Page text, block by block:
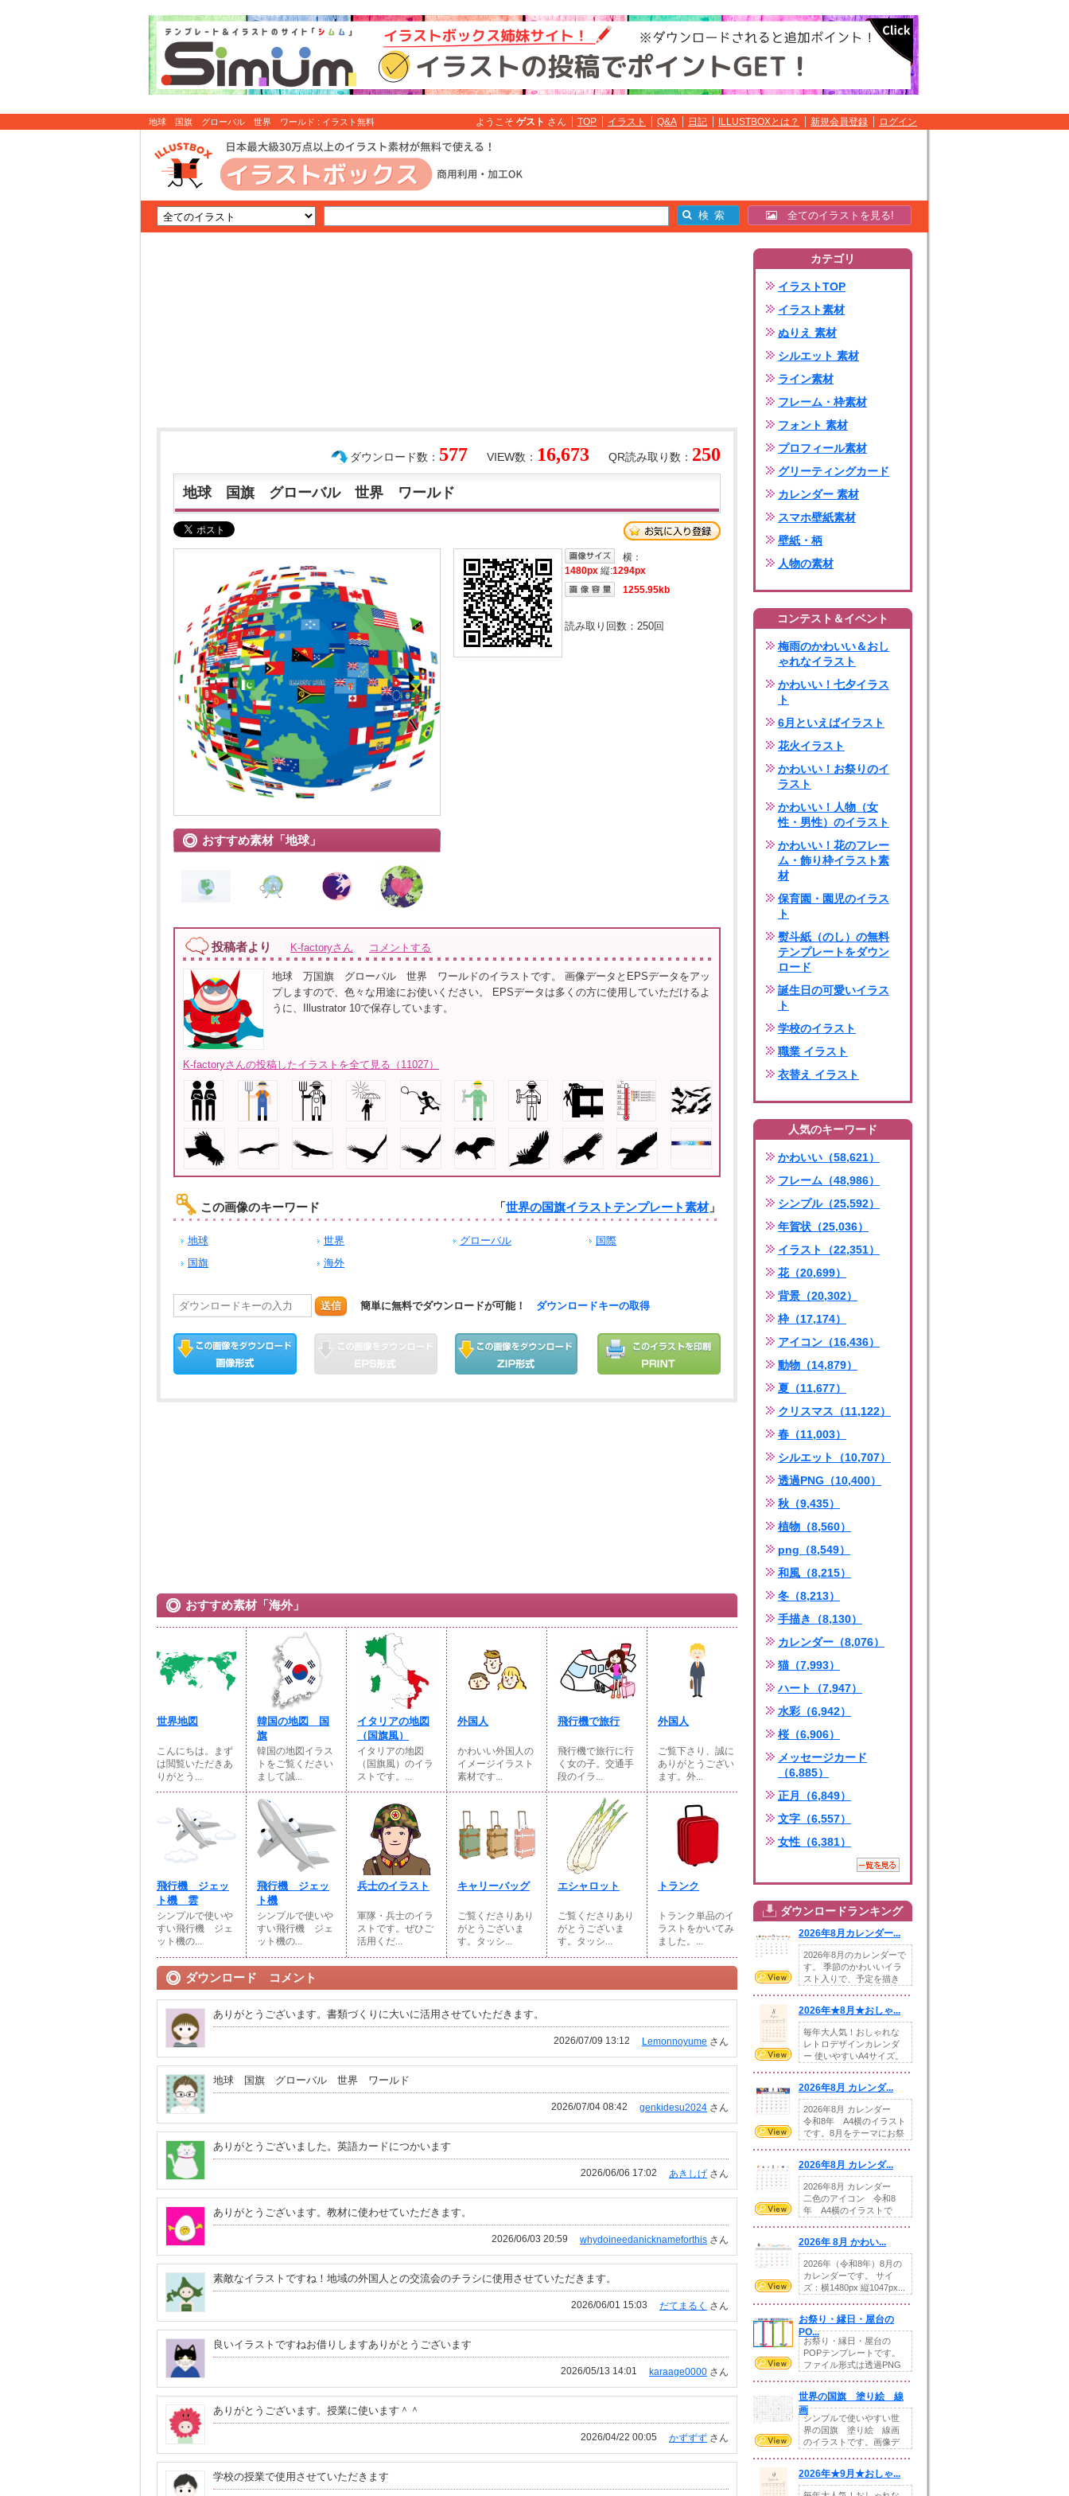
地球 国旗 グローバル 世界 ワールド : イラスト無料 ようこそ ゲスト さん TOP イラスト Q&A 日記 ILLUSTBOXとは？ 新規会員登録 ログイン
全てのイラストを見る!
QR読み取り数： 250
VIEW数： 16,673
ダウンロード数： 577
地球 国旗 グローバル 世界 ワールド
おすすめ素材「地球」
横：
1480px 縦:1294px
1255.95kb
読み取り回数： 250回
投稿者より K-factoryさん コメントする
地球 万国旗 グローバル 世界 ワールドのイラストです。 画像データとEPSデータをアッ
プしますので、色々な用途にお使いください。 EPSデータは多くの方に使用していただけるよ
うに、Illustrator 10で保存しています。
K-factoryさんの投稿したイラストを全て見る（11027）
この画像のキーワード 「世界の国旗イラストテンプレート素材」
地球 世界 グローバル
国際
国旗
海外
送信 簡単に無料でダウンロードが可能！ ダウンロードキーの取得
おすすめ素材「海外」
世界地図
こんにちは。まず
は閲覧いただきあ
りがとう...
韓国の地図 国
旗
韓国の地図イラス
トをご覧ください
まして誠...
イタリアの地図
（国旗風）
イタリアの地図
（国旗風）のイラ
ストです。...
外国人
かわいい外国人の
イメージイラスト
素材です...
飛行機で旅行
飛行機で旅行に行
く女の子。交通手
段のイラ...
外国人
ご覧下さり、誠に
ありがとうござい
ます。外...
飛行機 ジェッ
ト機 雲
シンプルで使いや
すい飛行機 ジェ
ット機の...
飛行機 ジェッ
ト機
シンプルで使いや
すい飛行機 ジェ
ット機の...
兵士のイラスト
軍隊・兵士のイラ
ストです。ぜひご
活用くだ...
キャリーバッグ
ご覧くださりあり
がとうございま
す。タッシ...
エシャロット
ご覧くださりあり
がとうございま
す。タッシ...
トランク
トランク単品のイ
ラストをかいてみ
ました。...
ダウンロード コメント
ありがとうございます。書類づくりに大いに活用させていただきます。
Lemonnoyume さん
2026/07/09 13:12
地球 国旗 グローバル 世界 ワールド
genkidesu2024 さん
2026/07/04 08:42
ありがとうございました。英語カードにつかいます
あきしげ さん
2026/06/06 17:02
ありがとうございます。教材に使わせていただきます。
whydoineedanicknameforthis さん
2026/06/03 20:59
素敵なイラストですね！地域の外国人との交流会のチラシに使用させていただきます。
だてまるく さん
2026/06/01 15:03
良いイラストですねお借りしますありがとうございます
karaage0000 さん
2026/05/13 14:01
ありがとうございます。授業に使います＾＾
かずずず さん
2026/04/22 00:05
学校の授業で使用させていただきます
カテゴリ
イラストTOP
イラスト素材
ぬりえ 素材
シルエット 素材
ライン素材
フレーム・枠素材
フォント 素材
プロフィール素材
グリーティングカード
カレンダー 素材
スマホ壁紙素材
壁紙・柄
人物の素材
コンテスト＆イベント
梅雨のかわいい＆おし
ゃれなイラスト
かわいい！七夕イラス
ト
6月といえばイラスト
花火イラスト
かわいい！お祭りのイ
ラスト
かわいい！人物（女
性・男性）のイラスト
かわいい！花のフレー
ム・飾り枠イラスト素
材
保育園・園児のイラス
ト
熨斗紙（のし）の無料
テンプレートをダウン
ロード
誕生日の可愛いイラス
ト
学校のイラスト
職業 イラスト
衣替え イラスト
人気のキーワード
かわいい（58,621）
フレーム（48,986）
シンプル（25,592）
年賀状（25,036）
イラスト（22,351）
花（20,699）
背景（20,302）
枠（17,174）
アイコン（16,436）
動物（14,879）
夏（11,677）
クリスマス（11,122）
春（11,003）
シルエット（10,707）
透過PNG（10,400）
秋（9,435）
植物（8,560）
png（8,549）
和風（8,215）
冬（8,213）
手描き（8,130）
カレンダー（8,076）
猫（7,993）
ハート（7,947）
水彩（6,942）
桜（6,906）
メッセージカード
（6,885）
正月（6,849）
文字（6,557）
女性（6,381）
ダウンロードランキング
2026年8月カレンダー...
2026年8月のカレンダーで
す。 季節のかわいいイラ
スト入りで、予定を描き
2026年★8月★おしゃ...
毎年大人気！おしゃれな
レトロデザインカレンダ
ー 使いやすいA4サイズ。
2026年8月 カレンダ...
2026年8月 カレンダー
令和8年 A4横のイラスト
です。8月をテーマにお祭
2026年8月 カレンダ...
2026年8月 カレンダー
二色のアイコン 令和8
年 A4横のイラストで
2026年 8月 かわい...
2026年（令和8年）8月の
カレンダーです。 サイ
ズ：横1480px 縦1047px...
お祭り・縁日・屋台の
PO...
お祭り・縁日・屋台の
POPテンプレートです。
ファイル形式は透過PNG
世界の国旗 塗り絵 線
画
シンプルで使いやすい世
界の国旗 塗り絵 線画
のイラストです。画像デ
2026年★9月★おしゃ...